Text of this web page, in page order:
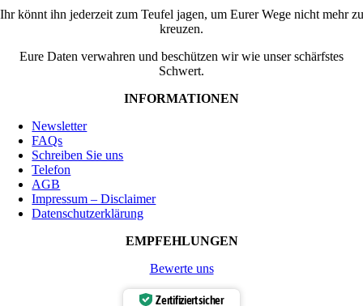
Ihr könnt ihn jederzeit zum Teufel jagen, um Eurer Wege nicht mehr zu
kreuzen.
Eure Daten verwahren und beschützen wir wie unser schärfstes
Schwert.
INFORMATIONEN
Newsletter
FAQs
Schreiben Sie uns
Telefon
AGB
Impressum – Disclaimer
Datenschutzerklärung
EMPFEHLUNGEN
Bewerte uns
Zertifiziert sicher